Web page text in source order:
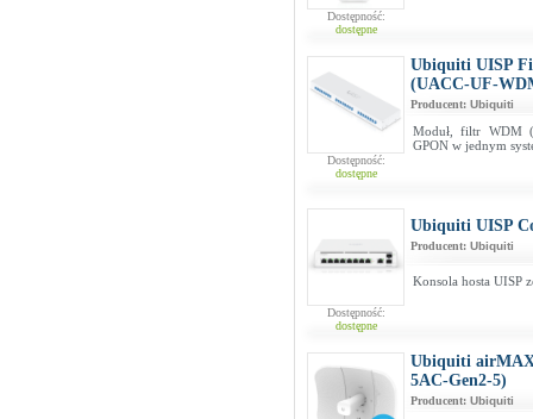
Dostępność:
dostępne
Dostępność:
dostępne
Ubiquiti UISP
(UACC-UF-
Producent: Ubiquiti
Moduł, filtr WDM
GPON w jednym
Dostępność:
dostępne
Ubiquiti UISP
Producent: Ubiquiti
Konsola hosta UISP
Ubiquiti
5AC-Gen2-5)
Producent: Ubiquiti